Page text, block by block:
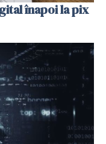
înapoi la pix